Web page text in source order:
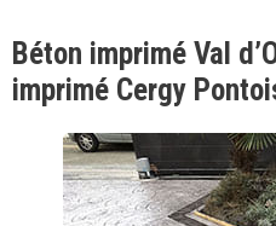
Béton imprimé Val
imprimé Cergy